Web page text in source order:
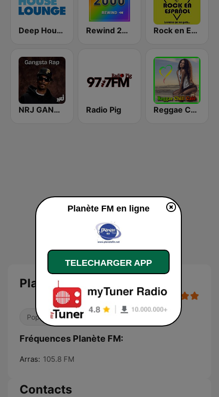
Deep House Lounge Rewind 2000's Rock en Español Radio
NRJ GANGSTA RAP Radio Pig Reggae Chill Café
Planète FM
Pop / Top 40
Fréquences Planète FM:
Arras: 105.8 FM
Contacts
Planète FM en ligne
TELECHARGER APP